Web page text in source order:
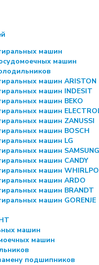
машин
машин
машин ARISTON
машин INDESIT
машин BEKO
машин
машин ZANUSSI
машин BOSCH
машин LG
машин SAMSUNG
машин CANDY
машин
машин ARDO
машин BRANDT
машин GORENJE
машин
машин
подшипников